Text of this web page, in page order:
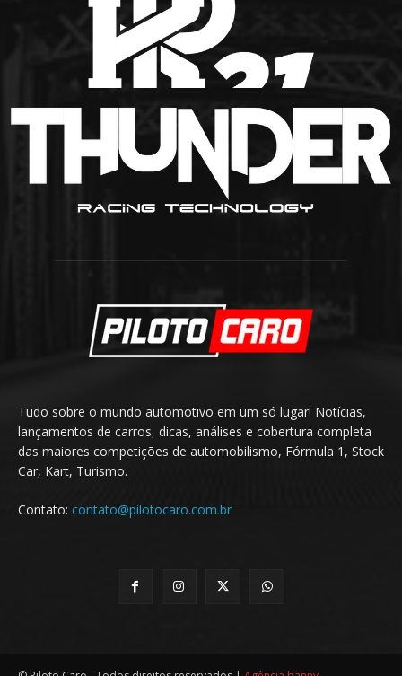
Tudo sobre o mundo automotivo em um só lugar! Notícias,
lançamentos de carros, dicas, análises e cobertura completa
das maiores competições de automobilismo, Fórmula 1, Stock
Car, Kart, Turismo.
Contato: contato@pilotocaro.com.br